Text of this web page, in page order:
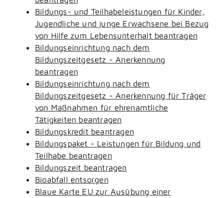
Bildungs- und Teilhabeleistungen für Kinder,
Jugendliche und junge Erwachsene bei Bezug
von Hilfe zum Lebensunterhalt beantragen
Bildungseinrichtung nach dem
Bildungszeitgesetz - Anerkennung
beantragen
Bildungseinrichtung nach dem
Bildungszeitgesetz - Anerkennung für Träger
von Maßnahmen für ehrenamtliche
Tätigkeiten beantragen
Bildungskredit beantragen
Bildungspaket - Leistungen für Bildung und
Teilhabe beantragen
Bildungszeit beantragen
Bioabfall entsorgen
Blaue Karte EU zur Ausübung einer